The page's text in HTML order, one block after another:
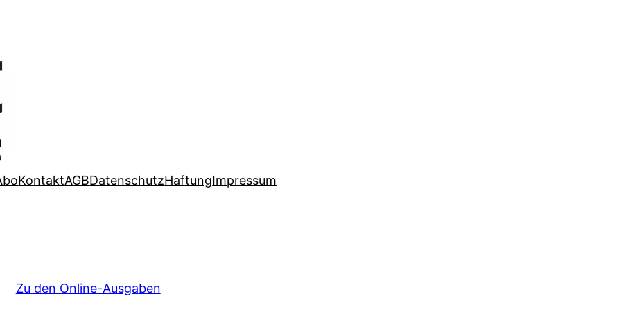
KontaktAGBDatenschutzHaftungImpressum
Zu den Online-Ausgaben